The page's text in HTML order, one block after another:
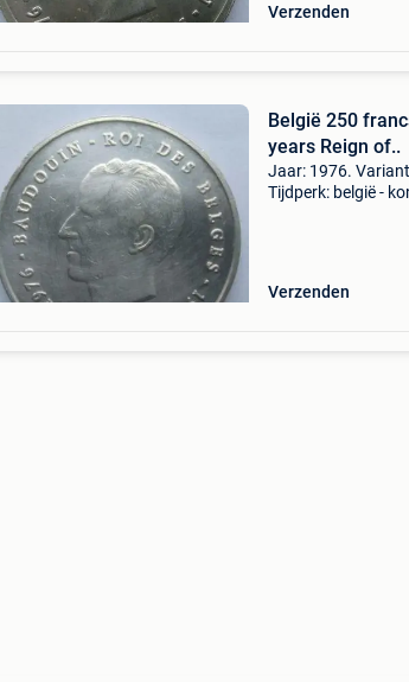
Verzenden
België 250
years Reign of..
Jaar: 1976.
Tijdperk: belgië -
Verzenden